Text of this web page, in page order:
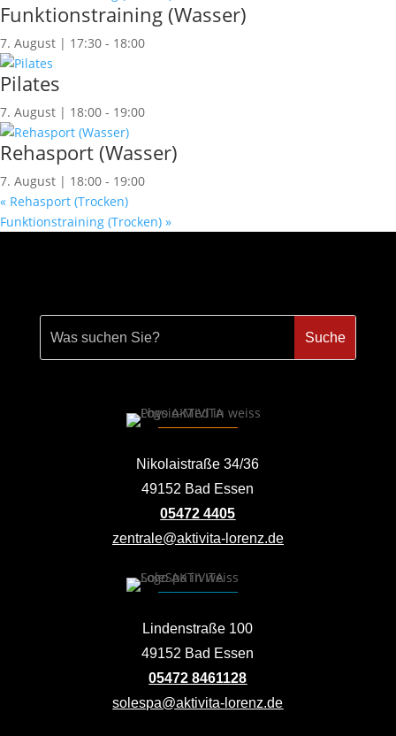
Funktionstraining (Wasser)
7. August | 17:30 - 18:00
Pilates
7. August | 18:00 - 19:00
Rehasport (Wasser)
7. August | 18:00 - 19:00
« Rehasport (Trocken)
Funktionstraining (Trocken) »
Nikolaistraße 34/36
49152 Bad Essen
05472 4405
zentrale@aktivita-lorenz.de
Lindenstraße 100
49152 Bad Essen
05472 8461128
solespa@aktivita-lorenz.de